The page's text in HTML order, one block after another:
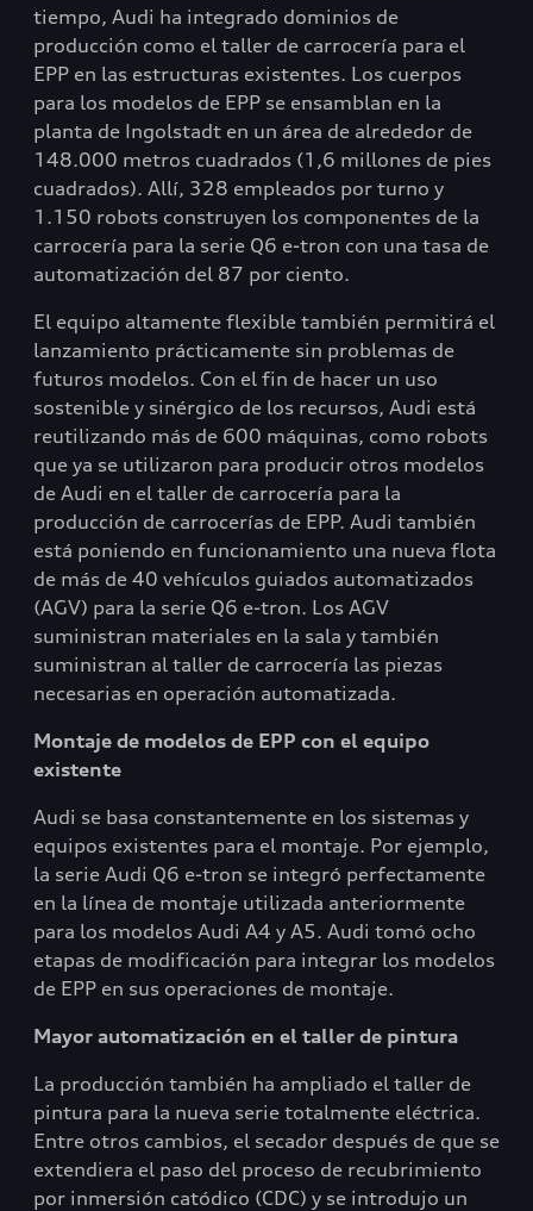
tiempo, Audi ha integrado dominios de
producción como el taller de carrocería para el
EPP en las estructuras existentes. Los cuerpos
para los modelos de EPP se ensamblan en la
planta de Ingolstadt en un área de alrededor de
148.000 metros cuadrados (1,6 millones de pies
cuadrados). Allí, 328 empleados por turno y
1.150 robots construyen los componentes de la
carrocería para la serie Q6 e-tron con una tasa de
automatización del 87 por ciento.
El equipo altamente flexible también permitirá el
lanzamiento prácticamente sin problemas de
futuros modelos. Con el fin de hacer un uso
sostenible y sinérgico de los recursos, Audi está
reutilizando más de 600 máquinas, como robots
que ya se utilizaron para producir otros modelos
de Audi en el taller de carrocería para la
producción de carrocerías de EPP. Audi también
está poniendo en funcionamiento una nueva flota
de más de 40 vehículos guiados automatizados
(AGV) para la serie Q6 e-tron. Los AGV
suministran materiales en la sala y también
suministran al taller de carrocería las piezas
necesarias en operación automatizada.
Montaje de modelos de EPP con el equipo
existente
Audi se basa constantemente en los sistemas y
equipos existentes para el montaje. Por ejemplo,
la serie Audi Q6 e-tron se integró perfectamente
en la línea de montaje utilizada anteriormente
para los modelos Audi A4 y A5. Audi tomó ocho
etapas de modificación para integrar los modelos
de EPP en sus operaciones de montaje.
Mayor automatización en el taller de pintura
La producción también ha ampliado el taller de
pintura para la nueva serie totalmente eléctrica.
Entre otros cambios, el secador después de que se
extendiera el paso del proceso de recubrimiento
por inmersión catódico (CDC) y se introdujo un